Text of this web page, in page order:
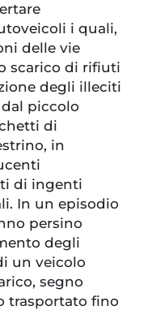
i quali,
delle vie
scarico di rifiuti
degli illeciti
piccolo
di
in
di ingenti
In un episodio
persino
degli
un veicolo
segno
trasportato fino